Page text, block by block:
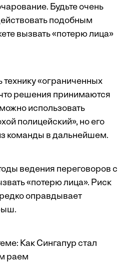
Будьте очень
подобным
вызвать «потерю лица»
технику «ограниченных
решения принимаются
использовать
полицейский», но его
команды в дальнейшем.
ведения переговоров с
«потерю лица». Риск
оправдывает
Как Сингапур стал
раем